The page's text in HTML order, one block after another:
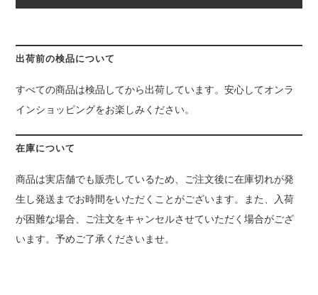
出荷前の検品について
すべての商品は検品してから出荷しています。安心してオンラ
インショッピングをお楽しみください。
在庫について
商品は実店舗でも販売しているため、ご注文後に在庫切れが発
生し発送までお時間をいただくことがございます。また、入荷
が困難な場合、ご注文をキャンセルさせていただく場合がござ
います。予めご了承くださいませ。